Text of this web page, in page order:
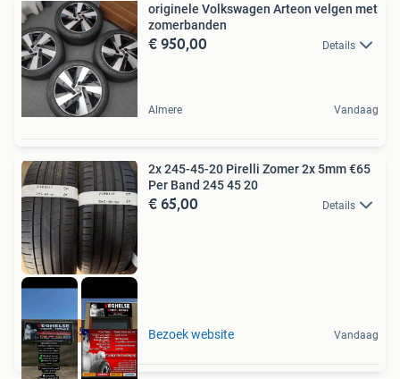
originele Volkswagen Arteon velgen met
zomerbanden
€ 950,00 Details
Almere Vandaag
2x 245-45-20 Zomer
2x 245-45-20 Pirelli Zomer 2x 5mm €65
Per Band 245 45 20
€ 65,00 Details
Bezoek website Vandaag